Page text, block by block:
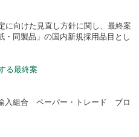
に向けた見直し方針に関し、最終案
・同製品」の国内新規採用品目とし
る最終案
入組合 ペーパー・トレード ブロ